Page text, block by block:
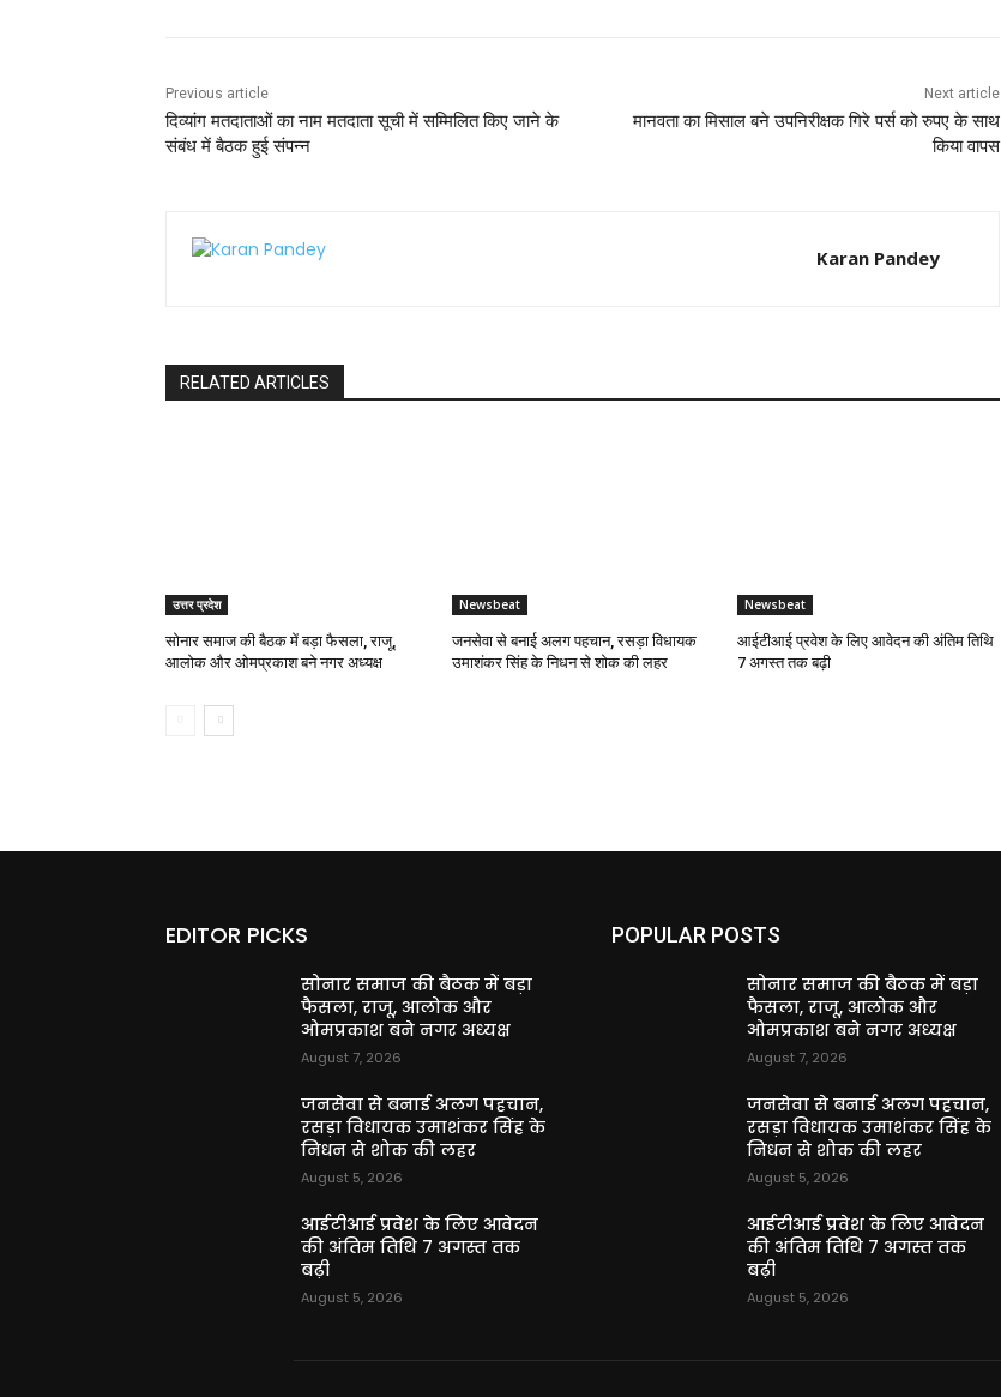
k
Previous article
दिव्यांग मतदाताओं का नाम मतदाता सूची में सम्मिलित किए जाने के
संबंध में बैठक हुई संपन्न
Next article
मानवता का मिसाल बने उपनिरीक्षक गिरे पर्स को रुपए के साथ
किया वापस
Karan Pandey
RELATED ARTICLES
उत्तर प्रदेश
सोनार समाज की बैठक में बड़ा फैसला, राजू,
आलोक और ओमप्रकाश बने नगर अध्यक्ष
Newsbeat
जनसेवा से बनाई अलग पहचान, रसड़ा विधायक
उमाशंकर सिंह के निधन से शोक की लहर
Newsbeat
आईटीआई प्रवेश के लिए आवेदन की अंतिम तिथि
7 अगस्त तक बढ़ी
EDITOR PICKS
सोनार समाज की बैठक में बड़ा
फैसला, राजू, आलोक और
ओमप्रकाश बने नगर अध्यक्ष
August 7, 2026
जनसेवा से बनाई अलग पहचान,
रसड़ा विधायक उमाशंकर सिंह के
निधन से शोक की लहर
August 5, 2026
आईटीआई प्रवेश के लिए आवेदन
की अंतिम तिथि 7 अगस्त तक
बढ़ी
August 5, 2026
POPULAR POSTS
सोनार समाज की बैठक में बड़ा
फैसला, राजू, आलोक और
ओमप्रकाश बने नगर अध्यक्ष
August 7, 2026
जनसेवा से बनाई अलग पहचान,
रसड़ा विधायक उमाशंकर सिंह के
निधन से शोक की लहर
August 5, 2026
आईटीआई प्रवेश के लिए आवेदन
की अंतिम तिथि 7 अगस्त तक
बढ़ी
August 5, 2026